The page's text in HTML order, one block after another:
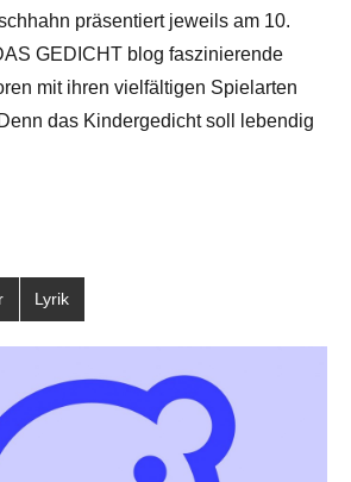
präsentiert jeweils am 10.
GEDICHT blog faszinierende
mit ihren vielfältigen Spielarten
das Kindergedicht soll lebendig
Lyrik